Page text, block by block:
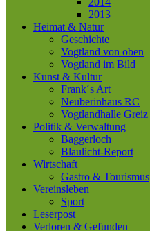
2013
Heimat & Natur
Geschichte
Vogtland von oben
Vogtland im Bild
Kunst & Kultur
Frank´s Art
Neuberinhaus RC
Vogtlandhalle Greiz
Politik & Verwaltung
Baggerloch
Blaulicht-Report
Wirtschaft
Gastro & Tourismus
Vereinsleben
Sport
Leserpost
Verloren & Gefunden